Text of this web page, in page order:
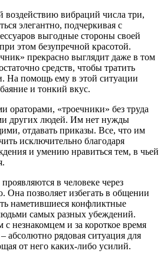
вибраций числа три,
элегантно, подчеркивая с
выгодные стороны своей
этом безупречной красотой.
прекрасно выглядит даже в том
средств, чтобы тратить
На помощь ему в этой ситуации
и тонкий вкус.
ораторами, «троечники» без труда
других людей. Им нет нужды
отдавать приказы. Все, что им
исключительно благодаря
и умению нравиться тем, в чьей
в человеке через
позволяет избегать в общении
наметившиеся конфликтные
самых разных убеждений.
с незнакомцем и за короткое время
абсолютно рядовая ситуация для
от него каких-либо усилий.